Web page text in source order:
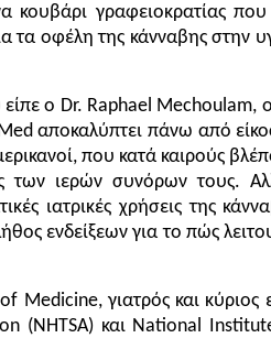
γραφειοκρατίας
τα οφέλη της κάνναβης στην
ο Dr. Raphael Mechoulam,
πάνω από
που κατά καιρούς
των ιερών συνόρων τους.
ιατρικές χρήσεις της
ενδείξεων για το πώς
Medicine, γιατρός και
(NHTSA)και National